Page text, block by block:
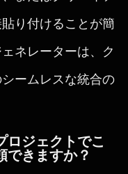
り付けることが簡
ネレーターは、ク
ームレスな統合の
ロジェクトでこ
できますか？